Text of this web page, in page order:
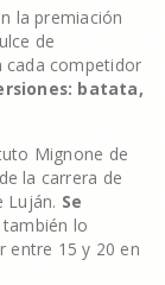
la premiación
de
cada competidor
batata,
Mignone de
la carrera de
Luján. Se
también lo
entre 15 y 20 en